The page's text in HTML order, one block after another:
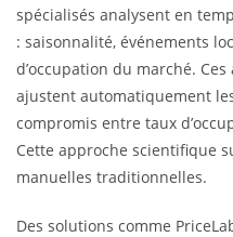
spécialisés analysent en
: saisonnalité, événements
d’occupation du marché.
ajustent automatiquement
compromis entre taux
Cette approche scientifique
manuelles traditionnelles.
Des solutions comme